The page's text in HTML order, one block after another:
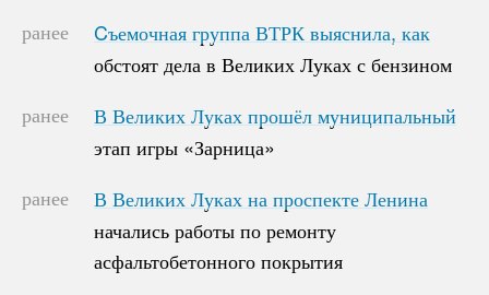
ранее
Cъемочная группа ВТРК выяснила, как
обстоят дела в Великих Луках с бензином
Cъемочная группа ВТРК выяснила, как
обстоят дела в Великих Луках с бензином
ранее
В Великих Луках прошёл муниципальный
этап игры «Зарница»
В Великих Луках прошёл муниципальный
этап игры «Зарница»
ранее
В Великих Луках на проспекте Ленина
начались работы по ремонту
асфальтобетонного покрытия
В Великих Луках на проспекте Ленина
начались работы по ремонту
асфальтобетонного покрытия